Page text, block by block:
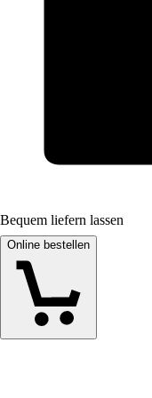
Bequem liefern lassen
Online bestellen